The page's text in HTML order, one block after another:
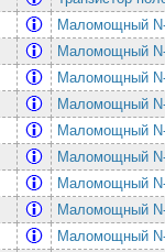
Маломощный
Маломощный
Маломощный
Маломощный
Маломощный
Маломощный
Маломощный
Маломощный
Маломощный